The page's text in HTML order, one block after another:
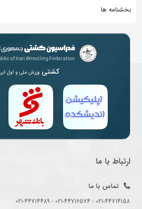
بخشنامه ها
کشتی ورزش ملی و اول
ارتباط با ما
تماس با ما
021-44714158 - 021-44716574 - 021-44714489